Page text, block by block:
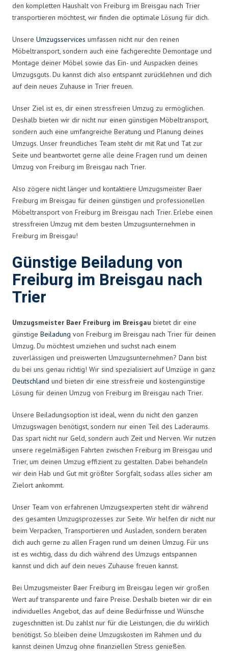
den kompletten Haushalt von Freiburg im Breisgau nach Trier
transportieren möchtest, wir finden die optimale Lösung für dich.
Unsere Umzugsservices umfassen nicht nur den reinen
Möbeltransport, sondern auch eine fachgerechte Demontage und
Montage deiner Möbel sowie das Ein- und Auspacken deines
Umzugsguts. Du kannst dich also entspannt zurücklehnen und dich
auf dein neues Zuhause in Trier freuen.
Unser Ziel ist es, dir einen stressfreien Umzug zu ermöglichen.
Deshalb bieten wir dir nicht nur einen günstigen Möbeltransport,
sondern auch eine umfangreiche Beratung und Planung deines
Umzugs. Unser freundliches Team steht dir mit Rat und Tat zur
Seite und beantwortet gerne alle deine Fragen rund um deinen
Umzug von Freiburg im Breisgau nach Trier.
Also zögere nicht länger und kontaktiere Umzugsmeister Baer
Freiburg im Breisgau für deinen günstigen und professionellen
Möbeltransport von Freiburg im Breisgau nach Trier. Erlebe einen
stressfreien Umzug mit dem besten Umzugsunternehmen in
Freiburg im Breisgau!
Günstige Beiladung von
Freiburg im Breisgau nach
Trier
Umzugsmeister Baer Freiburg im Breisgau bietet dir eine
günstige Beiladung von Freiburg im Breisgau nach Trier für deinen
Umzug. Du möchtest umziehen und suchst nach einem
zuverlässigen und preiswerten Umzugsunternehmen? Dann bist
du bei uns genau richtig! Wir sind spezialisiert auf Umzüge in ganz
Deutschland und bieten dir eine stressfreie und kostengünstige
Lösung für deinen Umzug von Freiburg im Breisgau nach Trier.
Unsere Beiladungsoption ist ideal, wenn du nicht den ganzen
Umzugswagen benötigst, sondern nur einen Teil des Laderaums.
Das spart nicht nur Geld, sondern auch Zeit und Nerven. Wir nutzen
unsere regelmäßigen Fahrten zwischen Freiburg im Breisgau und
Trier, um deinen Umzug effizient zu gestalten. Dabei behandeln
wir dein Hab und Gut mit größter Sorgfalt, sodass alles sicher am
Zielort ankommt.
Unser Team von erfahrenen Umzugsexperten steht dir während
des gesamten Umzugsprozesses zur Seite. Wir helfen dir nicht nur
beim Verpacken, Transportieren und Ausladen, sondern beraten
dich auch gerne zu allen Fragen rund um deinen Umzug. Für uns
ist es wichtig, dass du dich während des Umzugs entspannen
kannst und dich auf dein neues Zuhause freuen kannst.
Bei Umzugsmeister Baer Freiburg im Breisgau legen wir großen
Wert auf transparente und faire Preise. Deshalb bieten wir dir ein
individuelles Angebot, das auf deine Bedürfnisse und Wünsche
zugeschnitten ist. Du zahlst nur für die Leistungen, die du wirklich
benötigst. So bleiben deine Umzugskosten im Rahmen und du
kannst deinen Umzug ohne finanziellen Stress genießen.